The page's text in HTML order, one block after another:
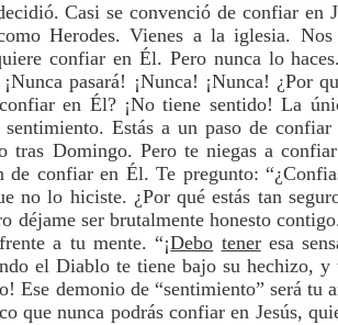
Casi se convenció de confiar en
Herodes. Vienes a la iglesia.
confiar en Él. Pero nunca lo
pasará! ¡Nunca! ¡Nunca! ¿Por
en Él? ¡No tiene sentido! La
Estás a un paso de confiar
tras Domingo. Pero te niegas a
confiar en Él. Te pregunto:
no lo hiciste. ¿Por qué estás tan
déjame ser brutalmente honesto
a tu mente. “¡Debo teneresa
el Diablo te tiene bajo su hechizo, y
Ese demonio de “sentimiento” será tu
que nunca podrás confiar en Jesús,